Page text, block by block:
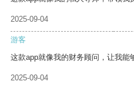
2025-09-04
游客
这款app就像我的财务顾问，让我能
2025-09-04